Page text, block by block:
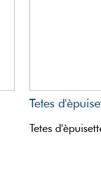
Tetes
Tetes